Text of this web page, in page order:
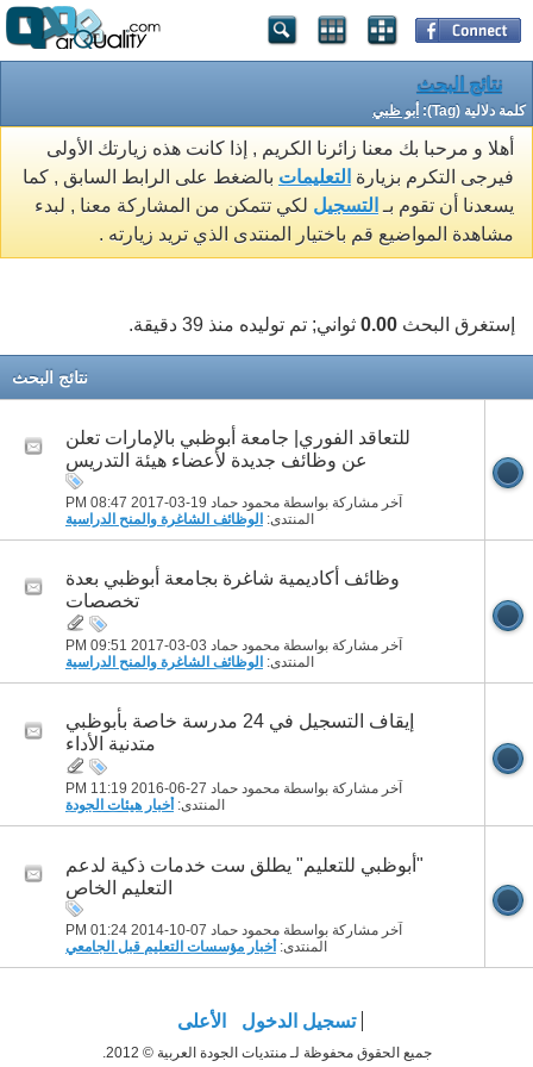
نتائج البحث
كلمة دلالية (Tag): أبو ظبي
أهلا و مرحبا بك معنا زائرنا الكريم , إذا كانت هذه زيارتك الأولى
فيرجى التكرم بزيارة التعليمات بالضغط على الرابط السابق , كما
يسعدنا أن تقوم بـ التسجيل لكي تتمكن من المشاركة معنا , لبدء
مشاهدة المواضيع قم باختيار المنتدى الذي تريد زيارته .
إستغرق البحث 0.00 ثواني; تم توليده منذ 39 دقيقة.
نتائج البحث
للتعاقد الفوري| جامعة أبوظبي بالإمارات تعلن
عن وظائف جديدة لأعضاء هيئة التدريس
آخر مشاركة بواسطة محمود حماد 19-03-2017
08:47 PM
المنتدى: الوظائف الشاغرة والمنح الدراسية
وظائف أكاديمية شاغرة بجامعة أبوظبي بعدة
تخصصات
آخر مشاركة بواسطة محمود حماد 03-03-2017
09:51 PM
المنتدى: الوظائف الشاغرة والمنح الدراسية
إيقاف التسجيل في 24 مدرسة خاصة بأبوظبي
متدنية الأداء
آخر مشاركة بواسطة محمود حماد 27-06-2016
11:19 PM
المنتدى: أخبار هيئات الجودة
"أبوظبي للتعليم" يطلق ست خدمات ذكية لدعم
التعليم الخاص
آخر مشاركة بواسطة محمود حماد 07-10-2014
01:24 PM
المنتدى: أخبار مؤسسات التعليم قبل الجامعي
تسجيل الدخول الأعلى
جميع الحقوق محفوظة لـ منتديات الجودة العربية © 2012.